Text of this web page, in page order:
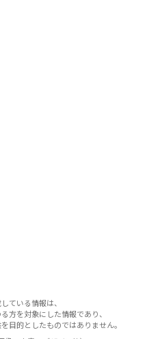
ている情報は、
方を対象にした情報であり、
目的としたものではありません。